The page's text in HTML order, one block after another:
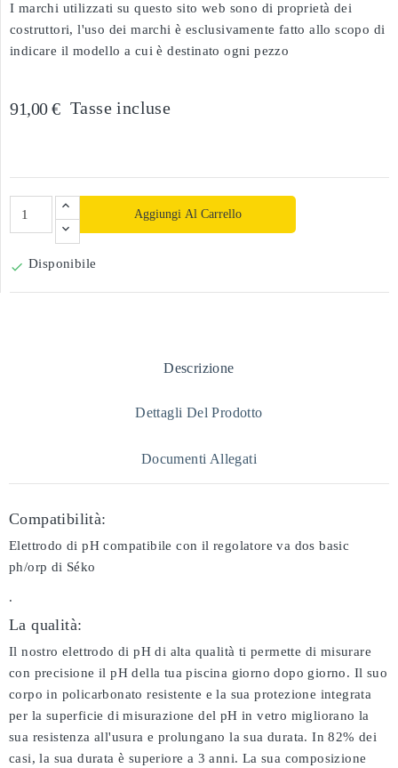
I marchi utilizzati su questo sito web sono di proprietà dei
costruttori, l'uso dei marchi è esclusivamente fatto allo scopo di
indicare il modello a cui è destinato ogni pezzo
91,00 € Tasse incluse
Aggiungi Al Carrello
 Disponibile
Descrizione
Dettagli Del Prodotto
Documenti Allegati
Compatibilità:
Elettrodo di pH compatibile con il regolatore va dos basic
ph/orp di Séko
.
La qualità:
Il nostro elettrodo di pH di alta qualità ti permette di misurare
con precisione il pH della tua piscina giorno dopo giorno. Il suo
corpo in policarbonato resistente e la sua protezione integrata
per la superficie di misurazione del pH in vetro migliorano la
sua resistenza all'usura e prolungano la sua durata. In 82% dei
casi, la sua durata è superiore a 3 anni. La sua composizione